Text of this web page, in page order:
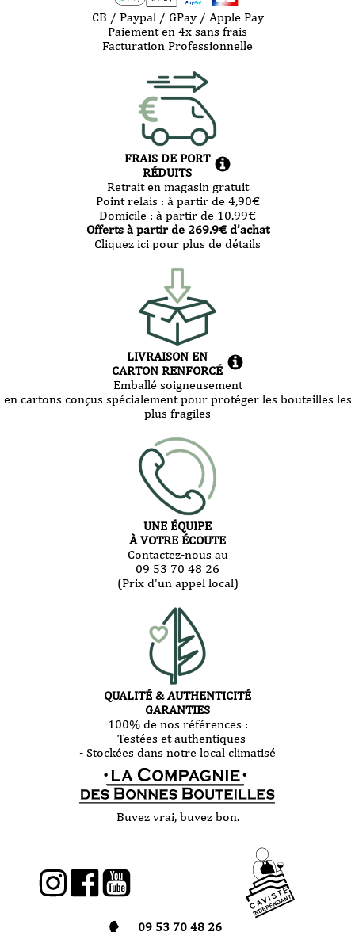
CB / Paypal / GPay / Apple Pay
Paiement en 4x sans frais
Facturation Professionnelle
FRAIS DE PORT
RÉDUITS
Retrait en magasin gratuit
Point relais : à partir de 4,90€
Domicile : à partir de 10.99€
Offerts à partir de 269.9€ d’achat
Cliquez ici pour plus de détails
LIVRAISON EN
CARTON RENFORCÉ
Emballé soigneusement
en cartons conçus spécialement pour protéger les bouteilles les
plus fragiles
UNE ÉQUIPE
À VOTRE ÉCOUTE
Contactez-nous au
09 53 70 48 26
(Prix d'un appel local)
QUALITÉ & AUTHENTICITÉ
GARANTIES
100% de nos références :
- Testées et authentiques
- Stockées dans notre local climatisé
Buvez vrai, buvez bon.
09 53 70 48 26